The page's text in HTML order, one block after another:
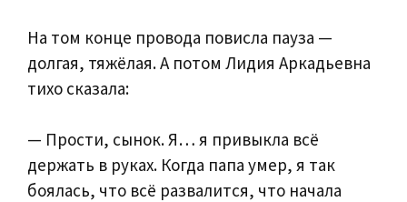
На том конце провода повисла пауза —
долгая, тяжёлая. А потом Лидия Аркадьевна
тихо сказала:
— Прости, сынок. Я… я привыкла всё
держать в руках. Когда папа умер, я так
боялась, что всё развалится, что начала